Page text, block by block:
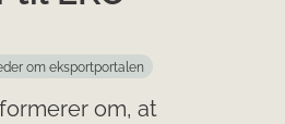
om eksportportalen
om, at